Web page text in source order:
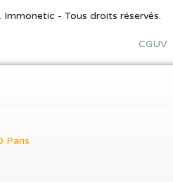
- Tous droits réservés.
CGUV
Paris